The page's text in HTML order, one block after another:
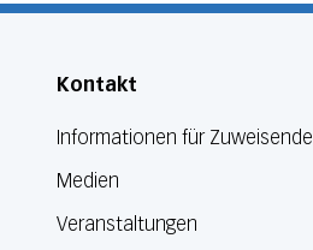
Kontakt
Informationen für Zuweisende
Medien
Veranstaltungen